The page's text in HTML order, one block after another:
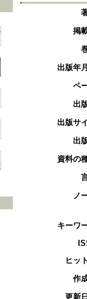
掲
出版年
ペ
出
出版サ
出
資料の
ノ
キーワ
ヒッ
作
更新